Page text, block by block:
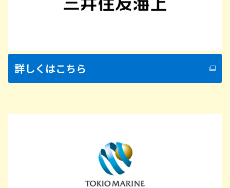
詳しくはこちら